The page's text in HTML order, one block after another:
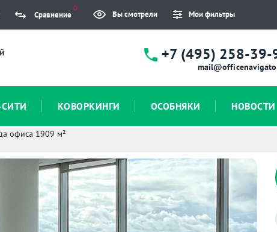
Сравнение
0
Вы смотрели Мои фильтры
+7 (495) 258-39-
КОВОРКИНГИ ОСОБНЯКИ НОВОСТИ
офиса 1909 м²